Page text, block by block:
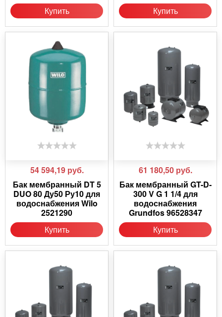
Купить
Купить
54 594,19 руб.
Бак мембранный DT 5
DUO 80 Ду50 Ру10 для
водоснабжения Wilo
2521290
Купить
61 180,50 руб.
Бак мембранный GT-D-
300 V G 1 1/4 для
водоснабжения
Grundfos 96528347
Купить